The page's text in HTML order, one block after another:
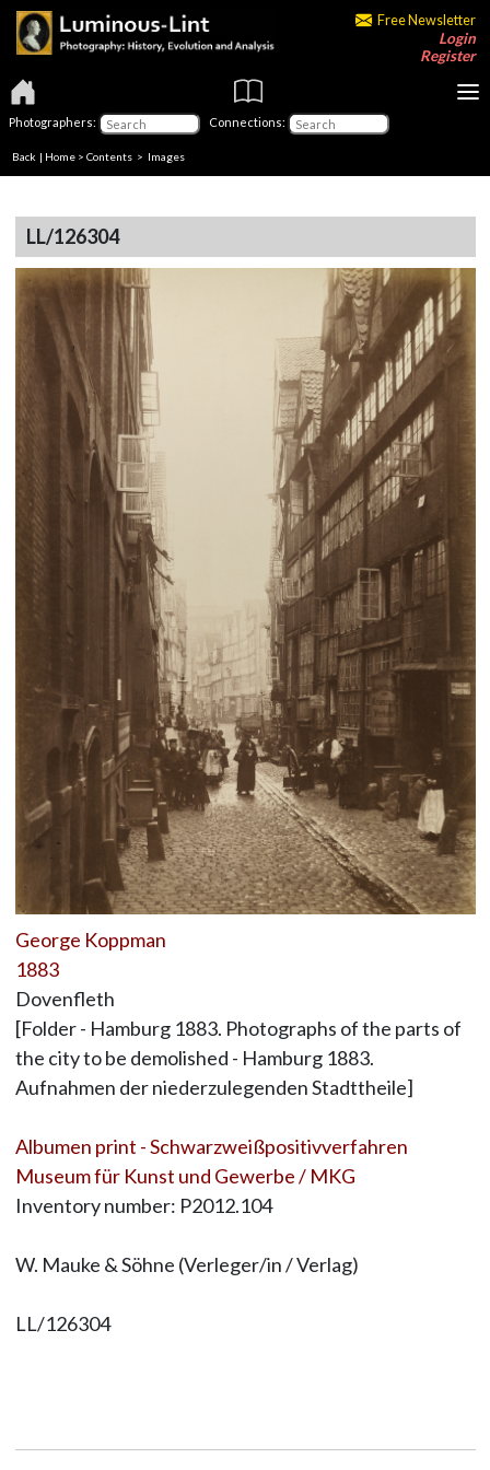
Free Newsletter
Login
Register
Photographers: Connections:
Back | Home > Contents > Images
LL/126304
George Koppman
1883
Dovenfleth
[Folder - Hamburg 1883. Photographs of the parts of
the city to be demolished - Hamburg 1883.
Aufnahmen der niederzulegenden Stadttheile]
Albumen print - Schwarzweißpositivverfahren
Museum für Kunst und Gewerbe / MKG
Inventory number: P2012.104
W. Mauke & Söhne (Verleger/in / Verlag)
LL/126304